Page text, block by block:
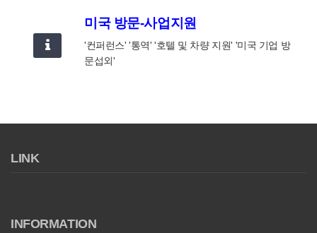
미국 방문-사업지원
'컨퍼런스' '통역' '호텔 및 차량 지원' '미국 기업 방
문섭외'
LINK
INFORMATION